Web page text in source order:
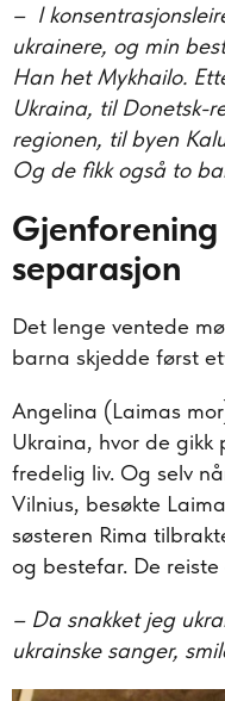
– I
ukrainere, og min
Han het Mykhailo.
Ukraina, til Donetsk-
regionen, til byen
Og de fikk også to
separasjon
Det lenge ventede
barna skjedde først
Angelina (Laimas
Ukraina, hvor de gikk
fredelig liv. Og selv
Vilnius, besøkte
søsteren Rima
og bestefar. De
– Da snakket jeg
ukrainske sanger,